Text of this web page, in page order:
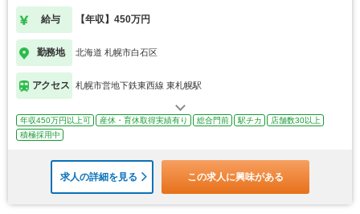
給与 【年収】450万円
勤務地 北海道 札幌市白石区
アクセス 札幌市営地下鉄東西線 東札幌駅
年収450万円以上可 産休・育休取得実績有り 総合門前 駅チカ
店舗数30以上
積極採用中
求人の詳細を見る この求人に興味がある